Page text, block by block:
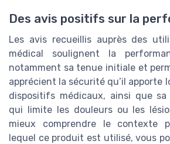
Des avis positifs sur la
Les avis recueillis auprès des
médical soulignent la
notamment sa tenue initiale et
apprécient la sécurité qu’il apporte
dispositifs médicaux, ainsi que
qui limite les douleurs ou les
mieux comprendre le contexte
lequel ce produit est utilisé, vous